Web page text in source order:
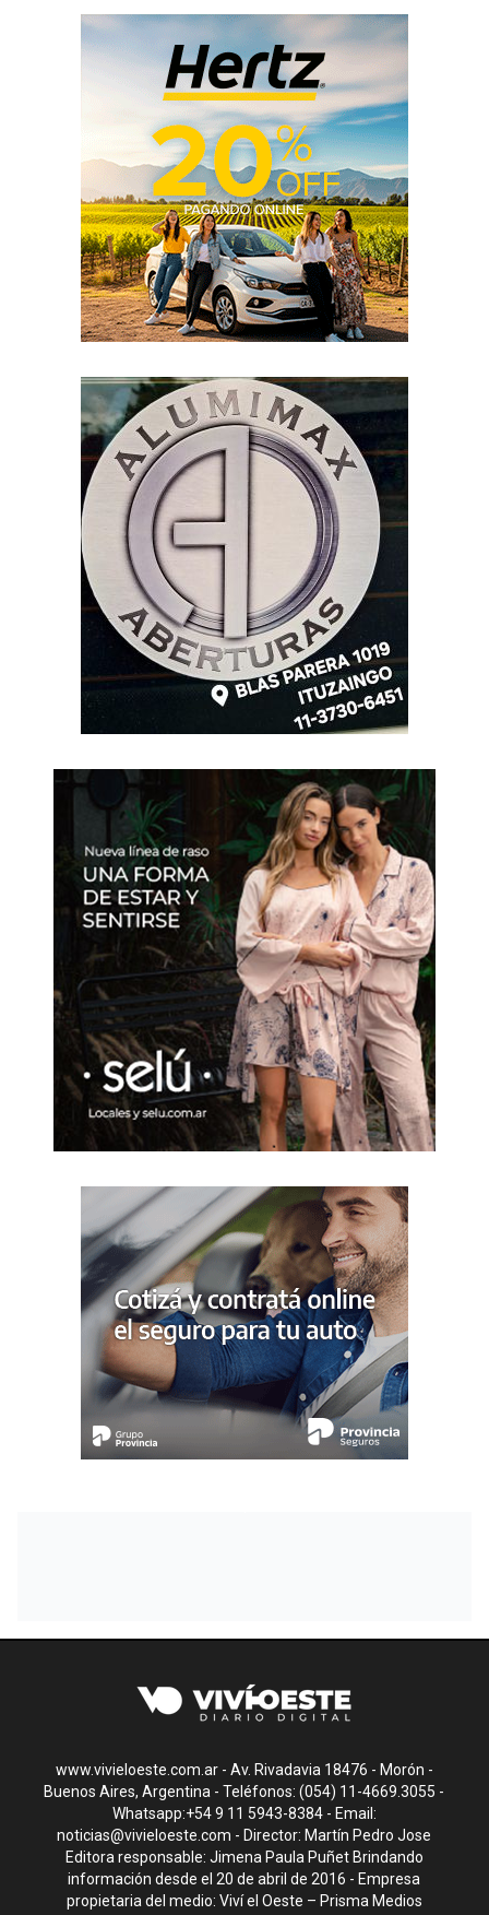
www.vivieloeste.com.ar - Av. Rivadavia 18476 - Morón -
Buenos Aires, Argentina - Teléfonos: (054) 11-4669.3055 -
Whatsapp:+54 9 11 5943-8384 - Email:
noticias@vivieloeste.com - Director: Martín Pedro Jose
Editora responsable: Jimena Paula Puñet Brindando
información desde el 20 de abril de 2016 - Empresa
propietaria del medio: Viví el Oeste – Prisma Medios